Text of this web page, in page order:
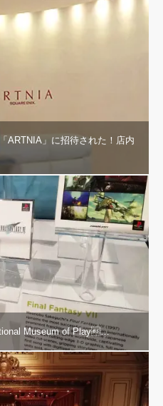
ARTNIA」に招待された！店内
Museum of Play…